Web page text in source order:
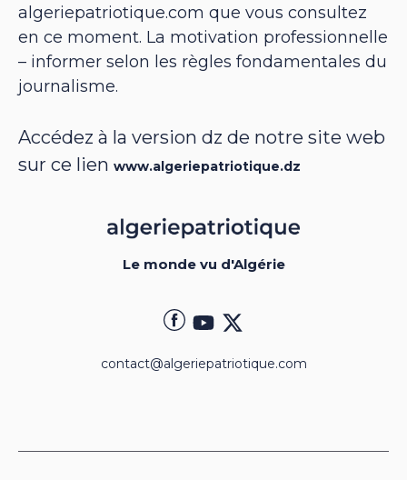
algeriepatriotique.com que vous consultez
en ce moment. La motivation professionnelle
– informer selon les règles fondamentales du
journalisme.
Accédez à la version dz de notre site web
sur ce lien www.algeriepatriotique.dz
Le monde vu d'Algérie
contact@algeriepatriotique.com